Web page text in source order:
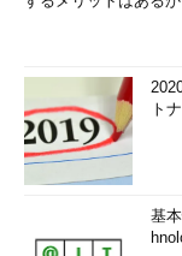
ト
基